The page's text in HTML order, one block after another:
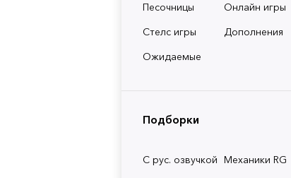
Песочницы
Онлайн игры
Стелс игры
Дополнения
Ожидаемые
Подборки
С рус. озвучкой Механики RG